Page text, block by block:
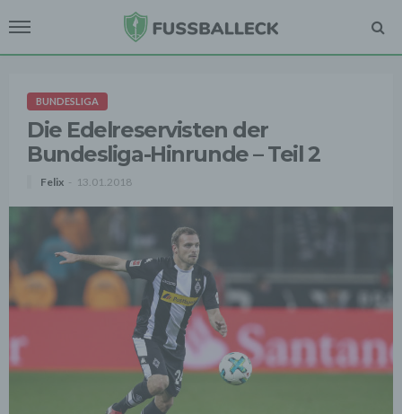
BUNDESLIGA
Die Edelreservisten der
Bundesliga-Hinrunde – Teil 2
Felix 13.01.2018